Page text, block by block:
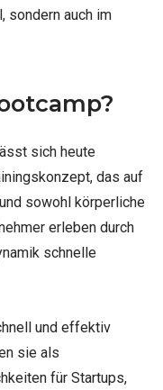
sondern auch im
sich heute
das auf
sowohl körperliche
erleben durch
schnelle
und effektiv
sie als
für Startups,